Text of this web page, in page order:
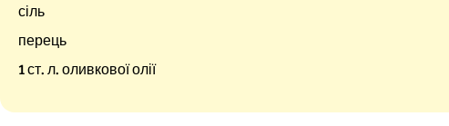
сіль
перець
1 ст. л. оливкової олії